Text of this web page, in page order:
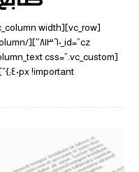
٤٠px !important;}”]هذه هي قائمة المشاريع ...